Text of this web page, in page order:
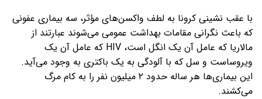
با عقب نشینی کرونا به لطف واکسن‌های مؤثر، سه بیماری عفونی
که باعث نگرانی مقامات بهداشت عمومی می‌شوند عبارتند از
مالاریا که عامل آن یک انگل است، HIV که عامل آن یک
ویروساست و سل که با آلودگی به یک باکتری به وجود می‌آید.
این بیماری‌ها هر ساله حدود ۲ میلیون نفر را به کام مرگ
می‌کشند.